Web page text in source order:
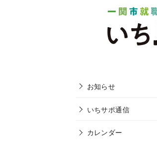
お知らせ
いちサポ通信
カレンダー